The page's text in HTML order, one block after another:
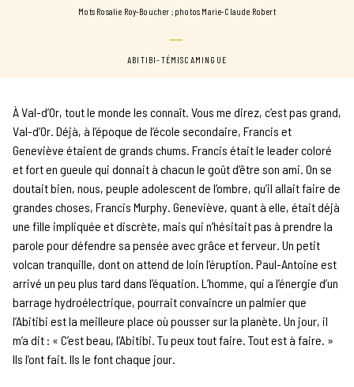
mots Rosalie Roy-Boucher photos Marie-Claude Robert
ABITIBI-TÉMISCAMINGUE
À Val-d’Or, tout le monde les connaît. Vous me direz, c’est pas grand,
Val-d’Or. Déjà, à l’époque de l’école secondaire, Francis et
Geneviève étaient de grands chums. Francis était le leader coloré
et fort en gueule qui donnait à chacun le goût d’être son ami. On se
doutait bien, nous, peuple adolescent de l’ombre, qu’il allait faire de
grandes choses, Francis Murphy. Geneviève, quant à elle, était déjà
une fille impliquée et discrète, mais qui n’hésitait pas à prendre la
parole pour défendre sa pensée avec grâce et ferveur. Un petit
volcan tranquille, dont on attend de loin l’éruption. Paul-Antoine est
arrivé un peu plus tard dans l’équation. L’homme, qui a l’énergie d’un
barrage hydroélectrique, pourrait convaincre un palmier que
l’Abitibi est la meilleure place où pousser sur la planète. Un jour, il
m’a dit : « C’est beau, l’Abitibi. Tu peux tout faire. Tout est à faire. »
Ils l’ont fait. Ils le font chaque jour.